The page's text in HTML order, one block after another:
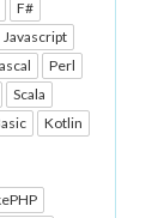
F#
Javascript
Perl
Scala
Kotlin